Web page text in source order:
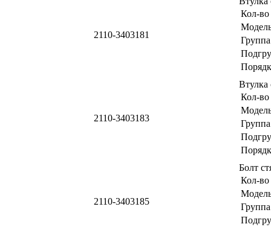
2110-3403181
Кол-
Группа
2110-3403183
Втулка
Кол-
Группа
2110-3403185
Болт
Кол-
Группа